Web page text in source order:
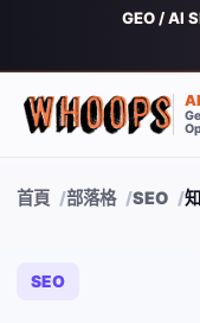
GEO / AI
首頁 部落格 SEO
SEO